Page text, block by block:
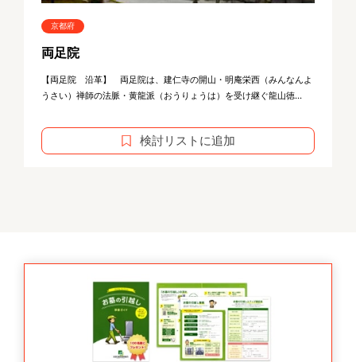
京都府
両足院
【両足院 沿革】 両足院は、建仁寺の開山・明庵栄西（みんなんよ
うさい）禅師の法脈・黄龍派（おうりょうは）を受け継ぐ龍山徳...
検討リストに追加